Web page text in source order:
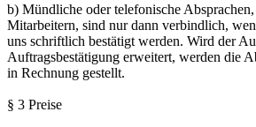
b) Mündliche oder telefonische
Mitarbeitern, sind nur dann verbindlich,
uns schriftlich bestätigt werden. Wird der
Auftragsbestätigung erweitert, werden die
in Rechnung gestellt.
§ 3 Preise